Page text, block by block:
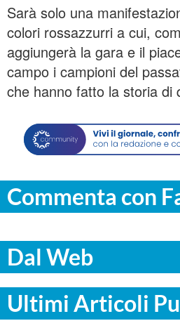
Sarà solo una
colori rossazzurri a cui,
aggiungerà la gara e il
campo i campioni del
che hanno fatto la storia di
Commenta con
Dal Web
Ultimi Articoli
SIRACUSA